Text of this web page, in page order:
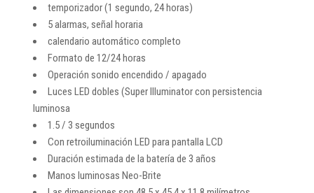
temporizador (1 segundo, 24 horas)
5 alarmas, señal horaria
calendario automático completo
Formato de 12/24 horas
Operación sonido encendido / apagado
Luces LED dobles (Super Illuminator con persistencia
luminosa
1.5 / 3 segundos
Con retroiluminación LED para pantalla LCD
Duración estimada de la batería de 3 años
Manos luminosas Neo-Brite